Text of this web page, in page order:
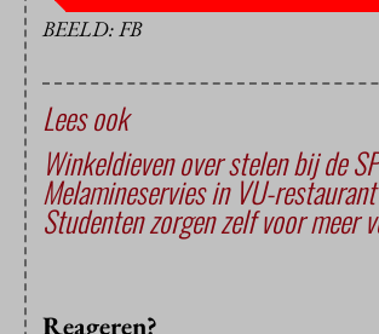
BEELD: FB
Lees ook
Winkeldieven over stelen bij de
Melamineservies in VU-
Studenten zorgen zelf voor meer
Reageren?